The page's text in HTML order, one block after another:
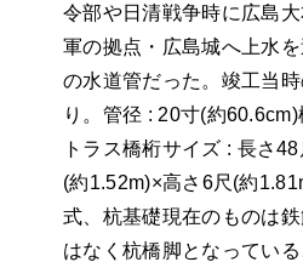
令部や日清戦争時に広島
軍の拠点・広島城へ上水を
の水道管だった。竣工当
り。管径 : 20寸(約
トラス橋桁サイズ : 長さ
(約1.52m)×高さ6尺(約
式、杭基礎現在のものは
はなく杭橋脚となってい